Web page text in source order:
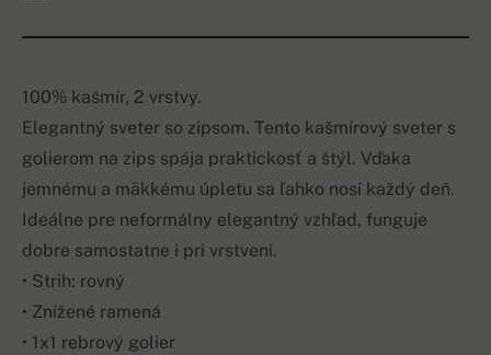
100% kašmír, 2 vrstvy.
Elegantný sveter so zipsom. Tento kašmírový sveter s
golierom na zips spája praktickosť a štýl. Vďaka
jemnému a mäkkému úpletu sa ľahko nosí každý deň.
Ideálne pre neformálny elegantný vzhľad, funguje
dobre samostatne i pri vrstvení.
• Strih: rovný
• Znížené ramená
• 1x1 rebrový golier